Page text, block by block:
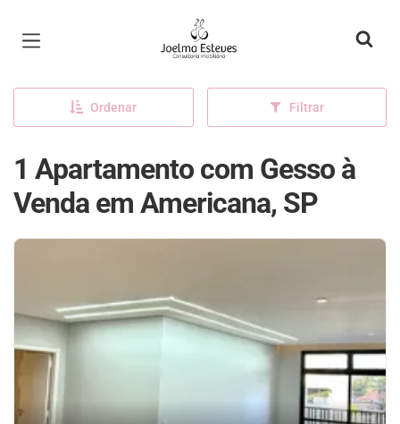
Página inicial
Ordenar Filtrar
1 Apartamento com Gesso à
Venda em Americana, SP